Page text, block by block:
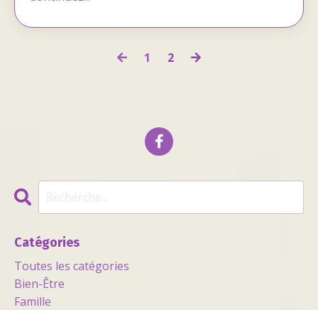
1 2
Catégories
Toutes les catégories
Bien-Être
Famille